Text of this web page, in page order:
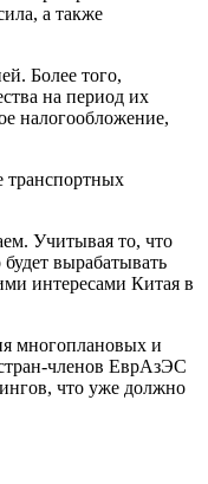
а также
Более того,
на период их
налогообложение,
транспортных
Учитывая то, что
вырабатывать
интересами Китая в
многоплановых и
членов ЕврАзЭС
что уже должно